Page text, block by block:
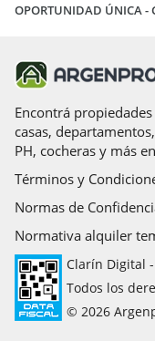
Encontrá
casas,
PH, cocheras y más
Términos y
Normas de
Normativa alquiler
Clarín Digital
Todos los
© 2026